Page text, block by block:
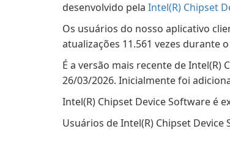
desenvolvido pela Intel(R) Chipset
Os usuários do nosso aplicativo
atualizações 11.561 vezes durante
É a versão mais recente de Intel(R)
26/03/2026. Inicialmente foi
Intel(R) Chipset Device Software é
Usuários de Intel(R) Chipset